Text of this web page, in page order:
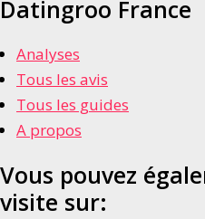
Datingroo France
Analyses
Tous les avis
Tous les guides
A propos
Vous pouvez
visite sur: